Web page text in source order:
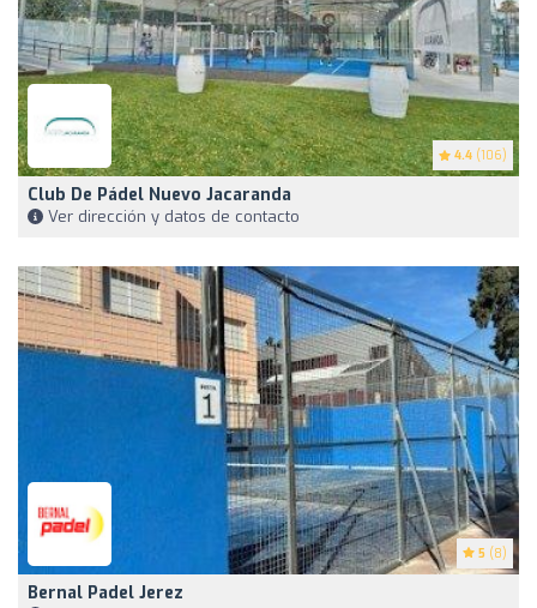
4.4 (106)
Club De Pádel Nuevo Jacaranda
Ver dirección y datos de contacto
5 (8)
Bernal Padel Jerez